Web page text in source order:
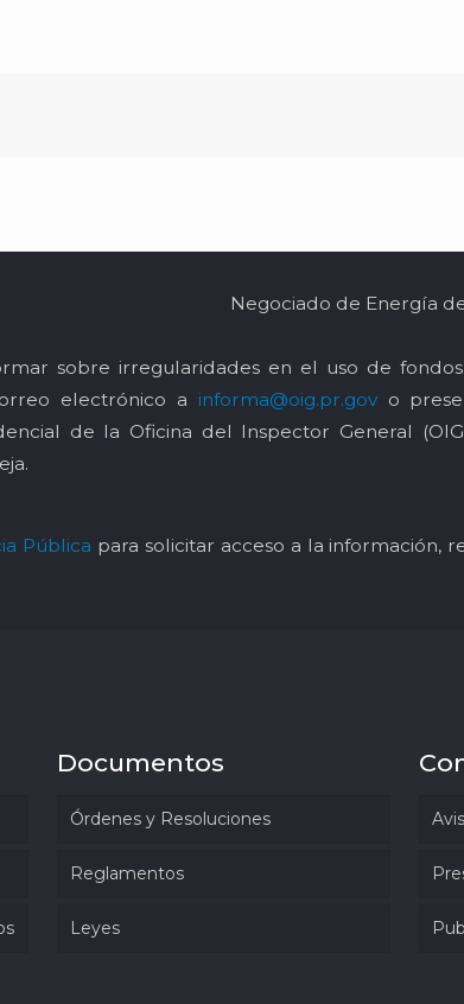
Negociado de Energía
sobre irregularidades en el uso de
electrónico a informa@oig.pr.govo
de la Oficina del Inspector General
Pública para solicitar acceso a la información,
Documentos
Órdenes y Resoluciones
Reglamentos
Leyes